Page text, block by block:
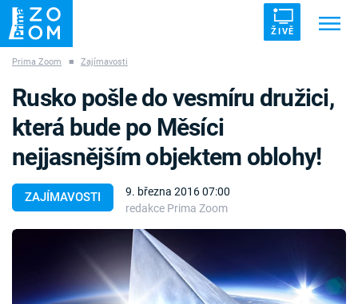
ŽIVĚ
ZÁHADY VETŘELCI DÁVNOVĚKU
Témata
Pořady
Prima Zoom ■ Zajímavosti
ZAJÍMAVOSTI
9. března 2016 07:00
redakce Prima Zoom
Rusko pošle do vesmíru družici,
která bude po Měsíci
nejjasnějším objektem oblohy!